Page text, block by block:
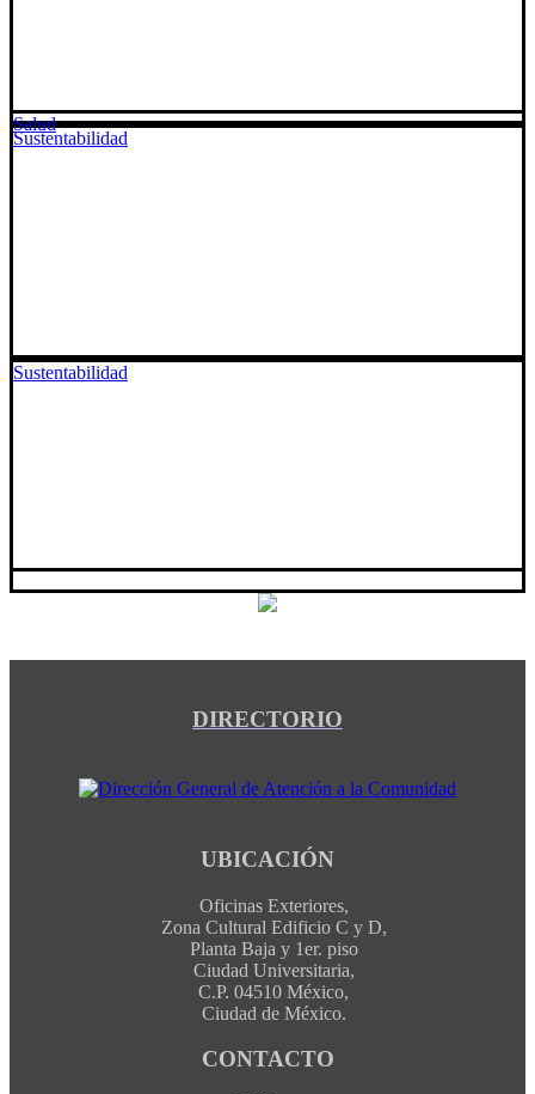
Sustentabilidad
Sustentabilidad
Salud
DIRECTORIO
UBICACIÓN
Oficinas Exteriores,
Zona Cultural Edificio C y D,
Planta Baja y 1er. piso
Ciudad Universitaria,
C.P. 04510 México,
Ciudad de México.
CONTACTO